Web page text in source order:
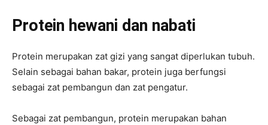
Protein hewani dan nabati
Protein merupakan zat gizi yang sangat diperlukan tubuh.
Selain sebagai bahan bakar, protein juga berfungsi
sebagai zat pembangun dan zat pengatur.
Sebagai zat pembangun, protein merupakan bahan